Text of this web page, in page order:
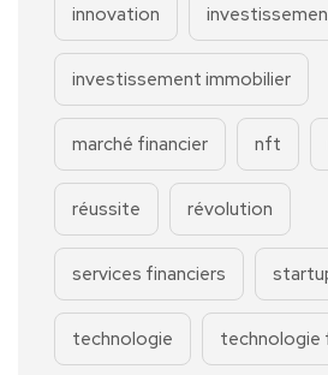
innovation
investissement immobilier
marché financier nft
réussite révolution
services financiers
technologie technologie